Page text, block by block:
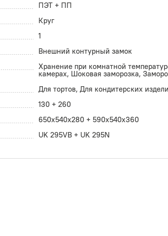
ПЭТ + ПП
Круг
1
Внешний контурный замок
Хранение при комнатной
камерах, Шоковая заморозка,
Для тортов, Для кондитерских
130 + 260
650x540х280 + 590x540х360
UK 295VB + UK 295N